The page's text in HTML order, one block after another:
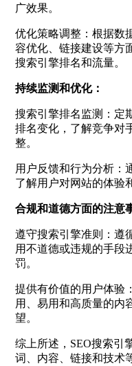
广效果。
优化策略调整：根据数
容优化、链接建设等方
搜索引擎排名和流量。
持续监测和优化：
搜索引擎排名监测：定
排名变化，了解竞争对
整。
用户反馈和行为分析：
了解用户对网站的体验
合规和道德方面的注意
遵守搜索引擎准则：遵
用不道德或违规的手段
罚。
提供有价值的用户体验
用、易用和高质量的内
望。
综上所述，SEO搜索引
词、内容、链接和技术